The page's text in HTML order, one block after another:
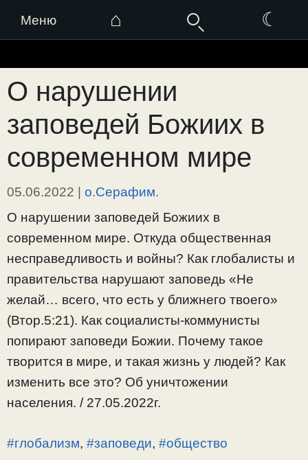
Меню ⌂ ☾
к
содержимому
О нарушении
заповедей Божиих в
современном мире
05.06.2022 | о.Серафим.
О нарушении заповедей Божиих в
современном мире. Откуда общественная
несправедливость и войны? Как глобалисты и
правительства нарушают заповедь «Не
желай… всего, что есть у ближнего твоего»
(Втор.5:21). Как социалисты-коммунисты
попирают заповеди Божии. Почему такое
творится в мире, и такая жизнь у людей? Как
изменить все это? Об уничтожении
населения. / 27.05.2022г.
#глобализм, #заповеди, #общество